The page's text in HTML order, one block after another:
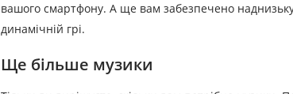
вашого смартфону. А ще вам забезпечено
динамічній грі.
Ще більше музики